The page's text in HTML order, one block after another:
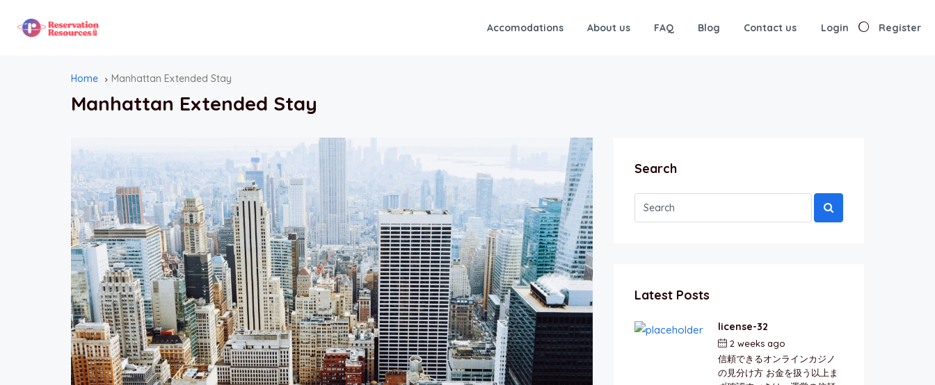
Accomodations About us FAQ Blog Contact us Login Register
Home Manhattan Extended Stay
Manhattan Extended Stay
Search
Latest Posts
license-32
2 weeks ago
信頼できるオンラインカジノ
の見分け方 お金を扱う以上ま